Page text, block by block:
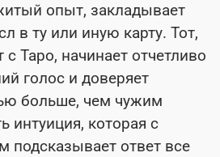
опыт, закладывает
в ту или иную карту. Тот,
с Таро, начинает отчетливо
голос и доверяет
больше, чем чужим
интуиция, которая с
подсказывает ответ все